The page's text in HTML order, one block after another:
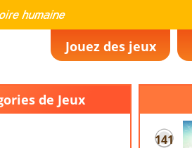
Jouez des jeux
de Jeux
141